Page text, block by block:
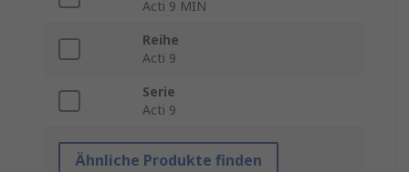
Acti 9 MIN
Reihe
Acti 9
Serie
Acti 9
Ähnliche Produkte finden